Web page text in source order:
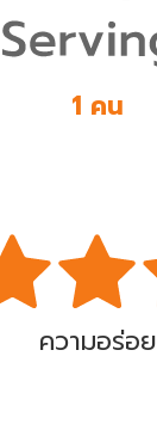
1 คน
ความอร่อย